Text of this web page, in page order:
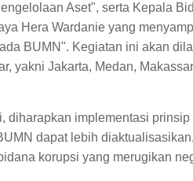
Aset", serta Kepala
Hera Wardanie yang
BUMN". Kegiatan ini akan
yakni Jakarta, Medan,
diharapkan implementasi
dapat lebih
korupsi yang merugikan